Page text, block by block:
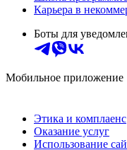
Карьера в
Боты для
Мобильное приложение
Этика и комплаенс
Оказание услуг
Использование